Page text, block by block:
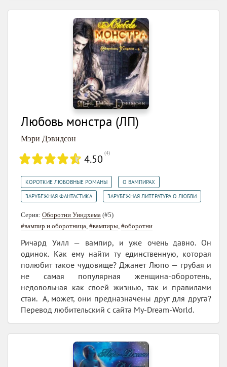
Любовь монстра (ЛП)
Мэри Дэвидсон
4.50 (4)
КОРОТКИЕ ЛЮБОВНЫЕ РОМАНЫ О ВАМПИРАХ
ЗАРУБЕЖНАЯ ФАНТАСТИКА ЗАРУБЕЖНАЯ ЛИТЕРАТУРА О ЛЮБВИ
Серия: Оборотни Уиндхема (#5)
#вампир и оборотница, #вампиры, #оборотни
Ричард Уилл — вампир, и уже очень давно. Он
одинок. Как ему найти ту единственную, которая
полюбит такое чудовище? Джанет Люпо — грубая и
не самая популярная женщина-оборотень,
недовольная как своей жизнью, так и правилами
стаи. А, может, они предназначены друг для друга?
Перевод любительский с сайта My-Dream-World.